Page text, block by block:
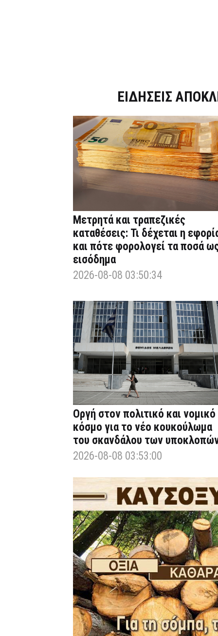
ΕΙΔΗΣΕΙΣ
Μετρητά και τραπεζικές
καταθέσεις: Τι δέχεται η
και πότε φορολογεί τα ποσά
εισόδημα
2026-08-08 03:50:34
Οργή στον πολιτικό και νομικό
κόσμο για το νέο κουκούλωμα
του σκανδάλου των
2026-08-08 03:53:00